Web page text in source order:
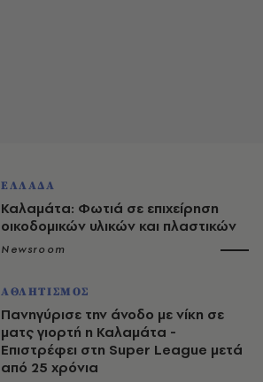
ΕΛΛΑΔΑ
Καλαμάτα: Φωτιά σε επιχείρηση
οικοδομικών υλικών και πλαστικών
Newsroom
ΑΘΛΗΤΙΣΜΟΣ
Πανηγύρισε την άνοδο με νίκη σε
ματς γιορτή η Καλαμάτα -
Επιστρέφει στη Super League μετά
από 25 χρόνια